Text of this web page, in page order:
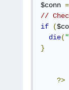
$conn =
//
if
(
die(
}
?>